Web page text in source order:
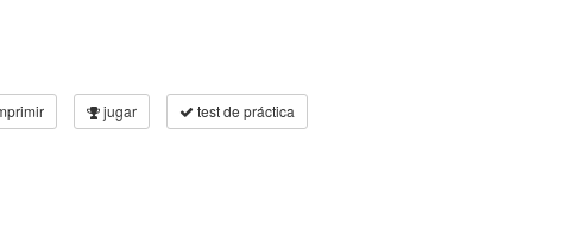
jugar test de práctica